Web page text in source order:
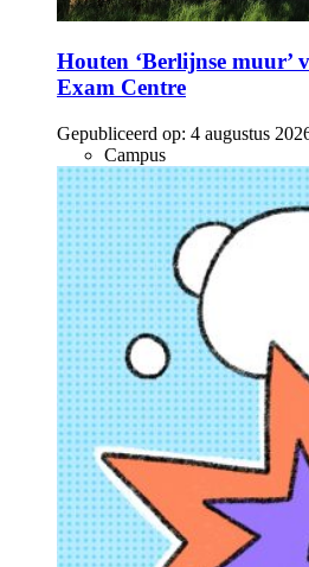
Houten ‘Berlijnse muur’
Exam Centre
Gepubliceerd op: 4 augustus
Campus